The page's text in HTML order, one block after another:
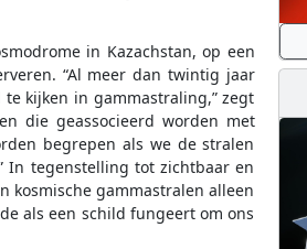
in Kazachstan, op een
“Al meer dan twintig jaar
kijken in gammastraling,” zegt
die geassocieerd worden met
begrepen als we de stralen
In tegenstelling tot zichtbaar en
kosmische gammastralen alleen
als een schild fungeert om ons